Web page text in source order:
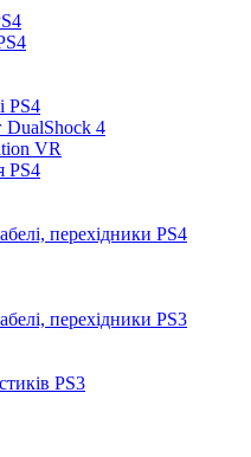
PS4
DualShock 4
VR
PS4
перехідники PS4
перехідники PS3
PS3